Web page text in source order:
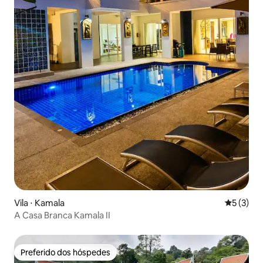
Vila ⋅ Kamala 5 de
5 (3)
A Casa Branca Kamala II
Preferido dos hóspedes
Preferido dos hóspedes